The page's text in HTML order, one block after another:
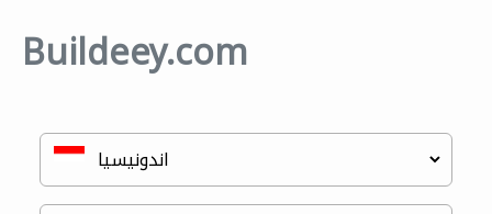
Buildeey.com